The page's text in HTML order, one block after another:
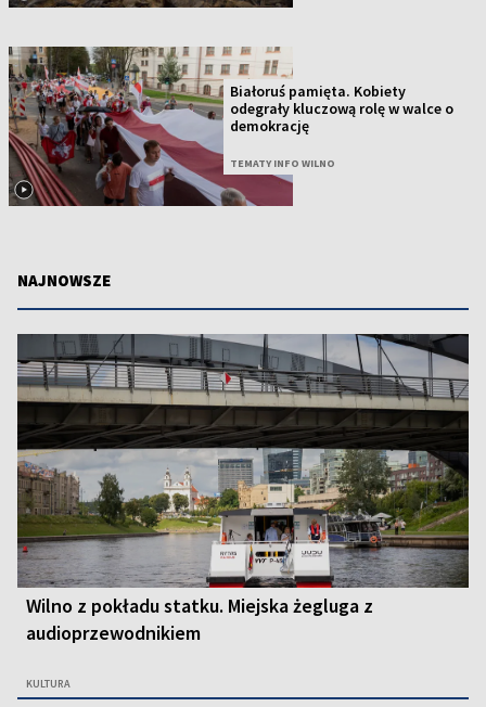
Białoruś pamięta. Kobiety
odegrały kluczową rolę w walce o
demokrację
TEMATY INFO WILNO
NAJNOWSZE
Wilno z pokładu statku. Miejska żegluga z
audioprzewodnikiem
KULTURA